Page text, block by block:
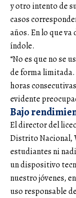
y otro intento de
casos
años. En lo que va
índole.
“No es que no se
de forma limitada.
horas
evidente
Bajo
El director del
Distrito Nacional,
estudiantes ni
un dispositivo
nuestro jóvenes,
uso responsable